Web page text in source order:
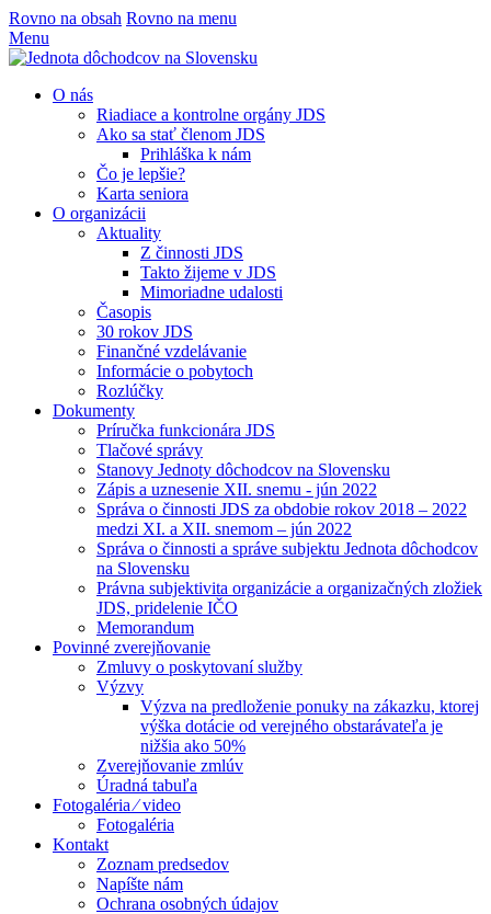
Rovno na obsah Rovno na menu
Menu
O nás
Riadiace a kontrolne orgány JDS
Ako sa stať členom JDS
Prihláška k nám
Čo je lepšie?
Karta seniora
O organizácii
Aktuality
Z činnosti JDS
Takto žijeme v JDS
Mimoriadne udalosti
Časopis
30 rokov JDS
Finančné vzdelávanie
Informácie o pobytoch
Rozlúčky
Dokumenty
Príručka funkcionára JDS
Tlačové správy
Stanovy Jednoty dôchodcov na Slovensku
Zápis a uznesenie XII. snemu - jún 2022
Správa o činnosti JDS za obdobie rokov 2018 – 2022
medzi XI. a XII. snemom – jún 2022
Správa o činnosti a správe subjektu Jednota dôchodcov
na Slovensku
Právna subjektivita organizácie a organizačných zložiek
JDS, pridelenie IČO
Memorandum
Povinné zverejňovanie
Zmluvy o poskytovaní služby
Výzvy
Výzva na predloženie ponuky na zákazku, ktorej
výška dotácie od verejného obstarávateľa je
nižšia ako 50%
Zverejňovanie zmlúv
Úradná tabuľa
Fotogaléria ⁄ video
Fotogaléria
Kontakt
Zoznam predsedov
Napíšte nám
Ochrana osobných údajov